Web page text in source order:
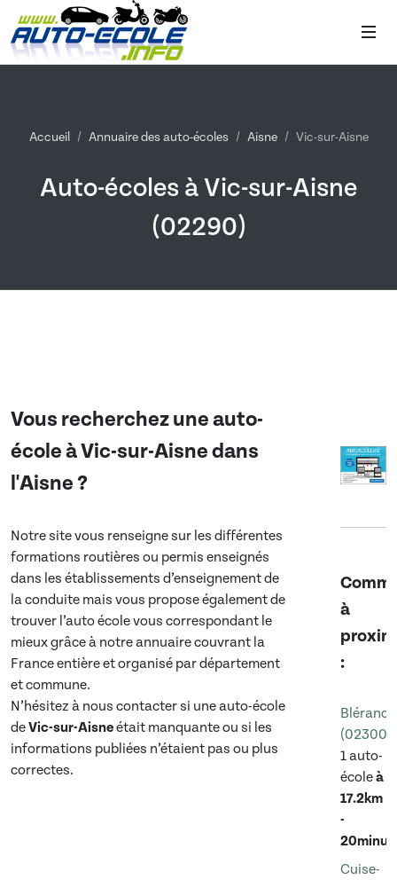
Accueil Annuaire des auto-écoles Aisne Vic-sur-Aisne
Auto-écoles à Vic-sur-Aisne
(02290)
Vous recherchez une auto-
école àVic-sur-Aisnedans
l'Aisne ?
Notre site vous renseigne sur les différentes
formations routières ou permis enseignés
dans les établissements d’enseignement de
la conduite mais vous propose également de
trouver l’auto école vous correspondant le
mieux grâce à notre annuaire couvrant la
France entière et organisé par département
et commune.
N’hésitez à nous contacter si une auto-école
deVic-sur-Aisneétait manquante ou si les
informations publiées n’étaient pas ou plus
correctes.
à
:
(02300)
1 auto-
écoleà
17.2km
-
Cuise-